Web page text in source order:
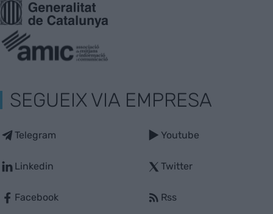
SEGUEIX VIA EMPRESA
Telegram
Linkedin
Facebook
Youtube
Twitter
Rss